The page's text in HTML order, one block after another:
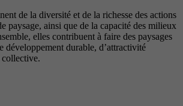
de la diversité et de la richesse des actions
paysage, ainsi que de la capacité des milieux
elles contribuent à faire des paysages
développement durable, d’attractivité